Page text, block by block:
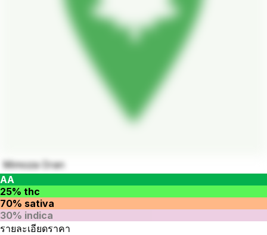
Mimoza Oran
AA
25% thc
70% sativa
30% indica
รายละเอียดราคา